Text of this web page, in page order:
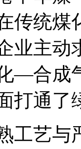
传统煤
业主动
—合成
打通了
工艺与